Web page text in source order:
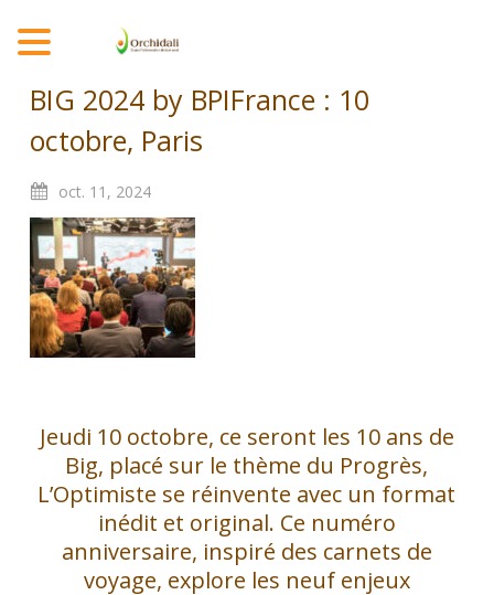
BIG 2024 by BPIFrance : 10
octobre, Paris
oct. 11, 2024
Jeudi 10 octobre, ce seront les 10 ans de
Big, placé sur le thème du Progrès,
L’Optimiste se réinvente avec un format
inédit et original. Ce numéro
anniversaire, inspiré des carnets de
voyage, explore les neuf enjeux